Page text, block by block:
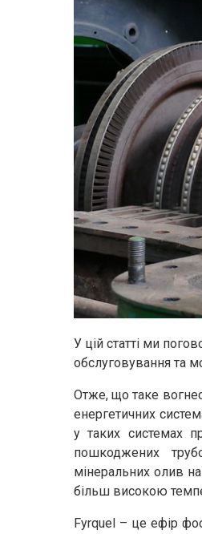
У цій статті ми
обслуговування та
Отже, що таке
енергетичних
у таких системах
пошкоджених
мінеральних олив
більш високою
Fyrquel – це ефір